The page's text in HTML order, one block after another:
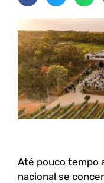
Até pouco tempo
nacional se